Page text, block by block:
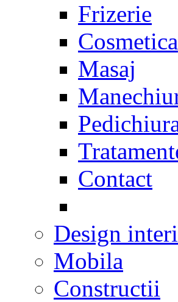
Frizerie
Cosmetica
Masaj
Contact
Design
Mobila
Constructii